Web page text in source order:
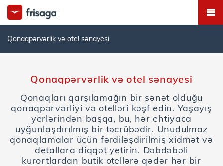
Qonaqpərvərlik və otel sənayesi
Qonaqpərvərlik və otel sənayesi
Qonaqları qarşılamağın bir sənət olduğu
qonaqpərvərliyi və otelləri kəşf edin. Yaşayış
yerlərindən başqa, bu, hər ehtiyaca
uyğunlaşdırılmış bir təcrübədir. Unudulmaz
qonaqlamalar üçün fərdiləşdirilmiş xidmət və
detallara diqqət yetirin. Dəbdəbəli
kurortlardan butik otellərə qədər hər bir